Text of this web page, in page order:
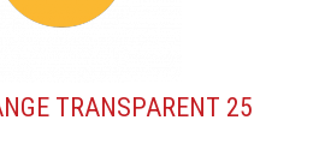
TRANSPARENT 25